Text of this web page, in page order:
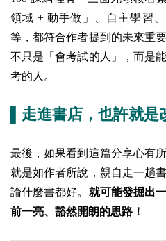
領域 + 動手做」、自主學習、
等，都符合作者提到的未來重
不只是「會考試的人」，而是
考的人。
▌走進書店，也許就是
最後，如果看到這篇分享心有
就是如作者所說，親自走一趟
論什麼書都好。 就可能發掘出
前一亮、豁然開朗的思路！